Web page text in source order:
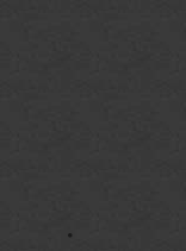
・